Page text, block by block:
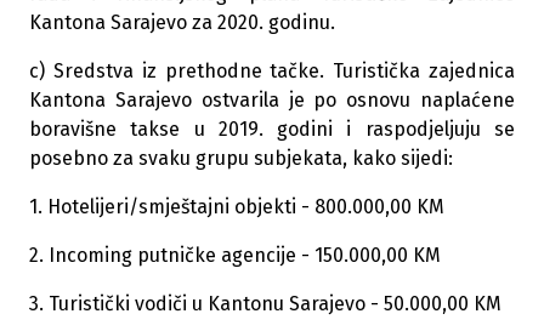
Kantona Sarajevo za 2020. godinu.
c) Sredstva iz prethodne tačke. Turistička zajednica
Kantona Sarajevo ostvarila je po osnovu naplaćene
boravišne takse u 2019. godini i raspodjeljuju se
posebno za svaku grupu subjekata, kako sijedi:
1. Hotelijeri/smještajni objekti - 800.000,00 KM
2. Incoming putničke agencije - 150.000,00 KM
3. Turistički vodiči u Kantonu Sarajevo - 50.000,00 KM